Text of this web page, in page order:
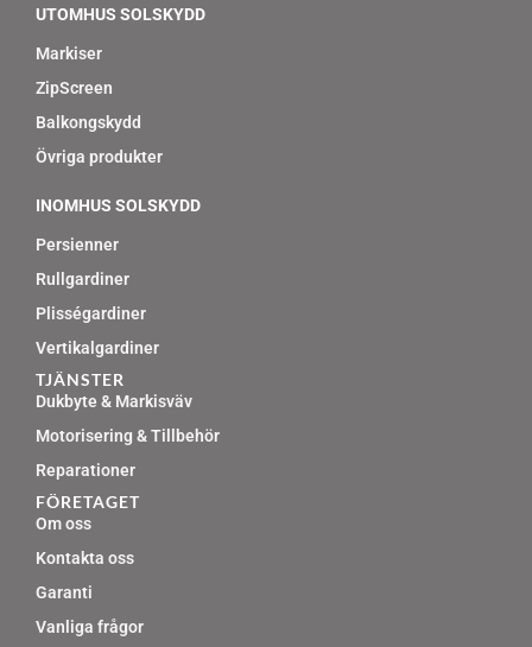
UTOMHUS SOLSKYDD
Markiser
ZipScreen
Balkongskydd
Övriga produkter
INOMHUS SOLSKYDD
Persienner
Rullgardiner
Plisségardiner
Vertikalgardiner
TJÄNSTER
Dukbyte & Markisväv
Motorisering & Tillbehör
Reparationer
FÖRETAGET
Om oss
Kontakta oss
Garanti
Vanliga frågor